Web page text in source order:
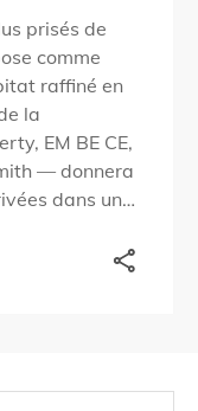
prisés de
comme
raffiné en
la
EM BE CE,
— donnera
dans un